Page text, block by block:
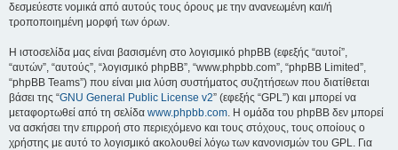
δεσμεύεστε νομικά από αυτούς τους όρους με την ανανεωμένη και/ή
τροποποιημένη μορφή των όρων.
Η ιστοσελίδα μας είναι βασισμένη στο λογισμικό phpBB (εφεξής “αυτοί”,
“αυτών”, “αυτούς”, “λογισμικό phpBB”, “www.phpbb.com”, “phpBB Limited”,
“phpBB Teams”) που είναι μια λύση συστήματος συζητήσεων που διατίθεται
βάσει της “GNU General Public License v2” (εφεξής “GPL”) και μπορεί να
μεταφορτωθεί από τη σελίδα www.phpbb.com. Η ομάδα του phpBB δεν μπορεί
να ασκήσει την επιρροή στο περιεχόμενο και τους στόχους, τους οποίους ο
χρήστης με αυτό το λογισμικό ακολουθεί λόγω των κανονισμών του GPL. Για